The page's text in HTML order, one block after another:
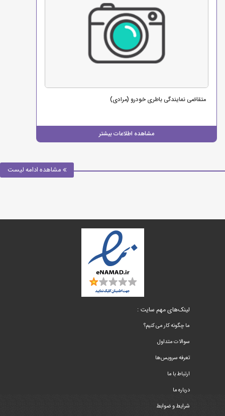
مشاهده اطلاعات بیشتر
متقاضی نمایندگی باطری خودرو (مرادی)
مشاهده ادامه لیست
لینک‌های مهم سایت :
ما چگونه کار می کنیم؟
سوالات متداول
تعرفه سرویس‌ها
ارتباط با ما
درباره ما
شرایط و ضوابط